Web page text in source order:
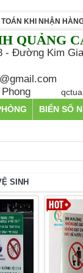
KHI NHẬN
QUẢNG
- Đường Kim
BIỂN SỐ
SINH